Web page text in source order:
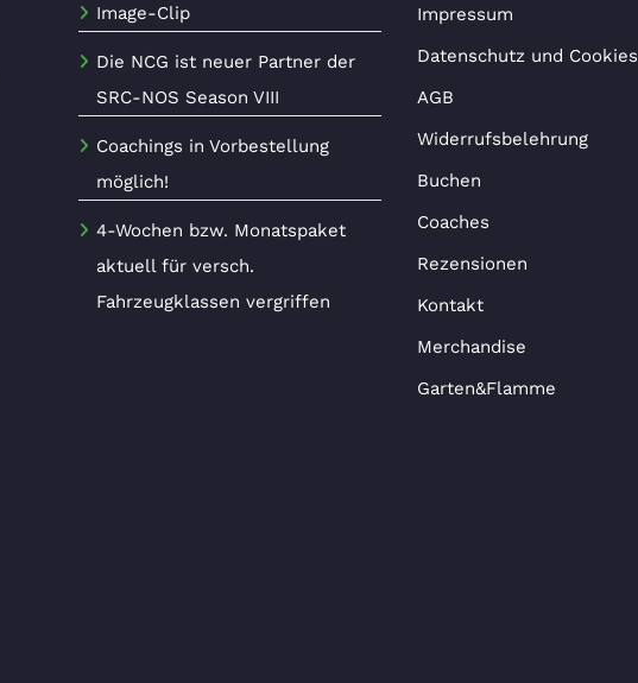
Image-Clip
Die NCG ist neuer Partner der
SRC-NOS Season VIII
Coachings in Vorbestellung
möglich!
4-Wochen bzw. Monatspaket
aktuell für versch.
Fahrzeugklassen vergriffen
Impressum
Datenschutz und Cookies
AGB
Widerrufsbelehrung
Buchen
Coaches
Rezensionen
Kontakt
Merchandise
Garten&Flamme